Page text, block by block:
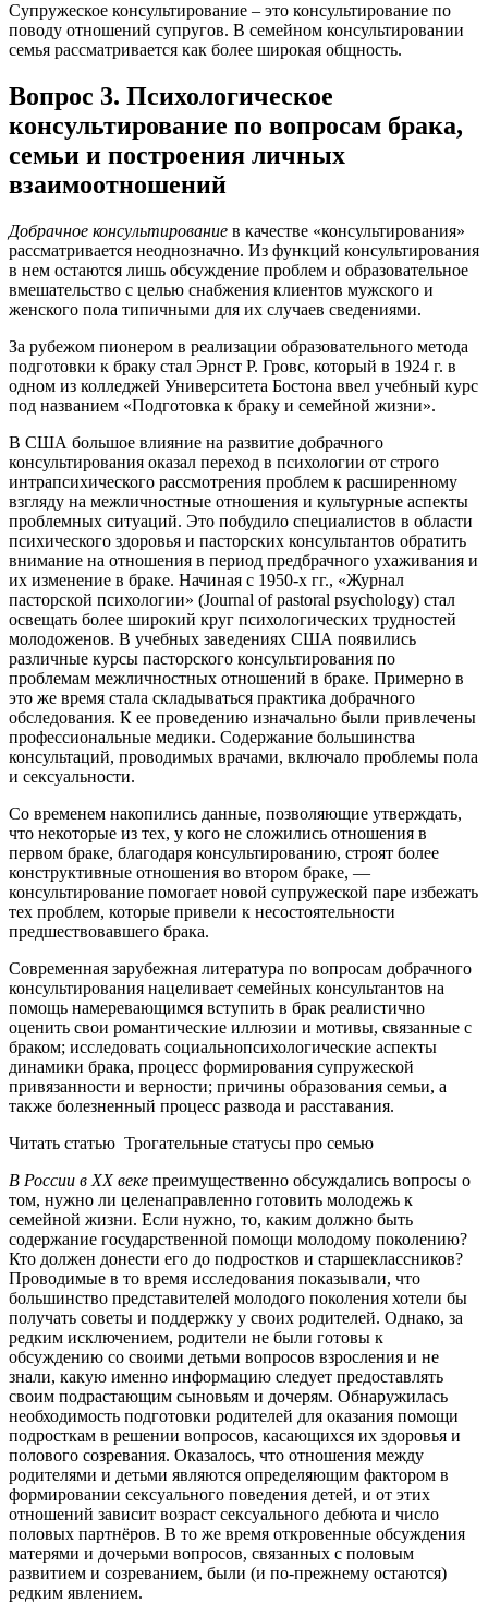
Супружеское консультирование – это консультирование по
поводу отношений супругов. В семейном консультировании
семья рассматривается как более широкая общность.
Вопрос 3. Психологическое
консультирование по вопросам брака,
семьи и построения личных
взаимоотношений
Добрачное консультирование в качестве «консультирования»
рассматривается неоднозначно. Из функций консультирования
в нем остаются лишь обсуждение проблем и образовательное
вмешательство с целью снабжения клиентов мужского и
женского пола типичными для их случаев сведениями.
За рубежом пионером в реализации образовательного метода
подготовки к браку стал Эрнст Р. Гровс, который в 1924 г. в
одном из колледжей Университета Бостона ввел учебный курс
под названием «Подготовка к браку и семейной жизни».
В США большое влияние на развитие добрачного
консультирования оказал переход в психологии от строго
интрапсихического рассмотрения проблем к расширенному
взгляду на межличностные отношения и культурные аспекты
проблемных ситуаций. Это побудило специалистов в области
психического здоровья и пасторских консультантов обратить
внимание на отношения в период предбрачного ухаживания и
их изменение в браке. Начиная с 1950-х гг., «Журнал
пасторской психологии» (Journal of pastoral psychology) стал
освещать более широкий круг психологических трудностей
молодоженов. В учебных заведениях США появились
различные курсы пасторского консультирования по
проблемам межличностных отношений в браке. Примерно в
это же время стала складываться практика добрачного
обследования. К ее проведению изначально были привлечены
профессиональные медики. Содержание большинства
консультаций, проводимых врачами, включало проблемы пола
и сексуальности.
Со временем накопились данные, позволяющие утверждать,
что некоторые из тех, у кого не сложились отношения в
первом браке, благодаря консультированию, строят более
конструктивные отношения во втором браке, —
консультирование помогает новой супружеской паре избежать
тех проблем, которые привели к несостоятельности
предшествовавшего брака.
Современная зарубежная литература по вопросам добрачного
консультирования нацеливает семейных консультантов на
помощь намеревающимся вступить в брак реалистично
оценить свои романтические иллюзии и мотивы, связанные с
браком; исследовать социальнопсихологические аспекты
динамики брака, процесс формирования супружеской
привязанности и верности; причины образования семьи, а
также болезненный процесс развода и расставания.
Читать статью Трогательные статусы про семью
В России в XX веке преимущественно обсуждались вопросы о
том, нужно ли целенаправленно готовить молодежь к
семейной жизни. Если нужно, то, каким должно быть
содержание государственной помощи молодому поколению?
Кто должен донести его до подростков и старшеклассников?
Проводимые в то время исследования показывали, что
большинство представителей молодого поколения хотели бы
получать советы и поддержку у своих родителей. Однако, за
редким исключением, родители не были готовы к
обсуждению со своими детьми вопросов взросления и не
знали, какую именно информацию следует предоставлять
своим подрастающим сыновьям и дочерям. Обнаружилась
необходимость подготовки родителей для оказания помощи
подросткам в решении вопросов, касающихся их здоровья и
полового созревания. Оказалось, что отношения между
родителями и детьми являются определяющим фактором в
формировании сексуального поведения детей, и от этих
отношений зависит возраст сексуального дебюта и число
половых партнёров. В то же время откровенные обсуждения
матерями и дочерьми вопросов, связанных с половым
развитием и созреванием, были (и по-прежнему остаются)
редким явлением.